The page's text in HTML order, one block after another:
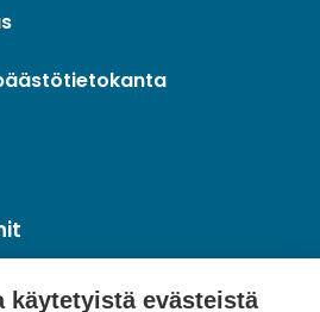
käytetyistä evästeistä